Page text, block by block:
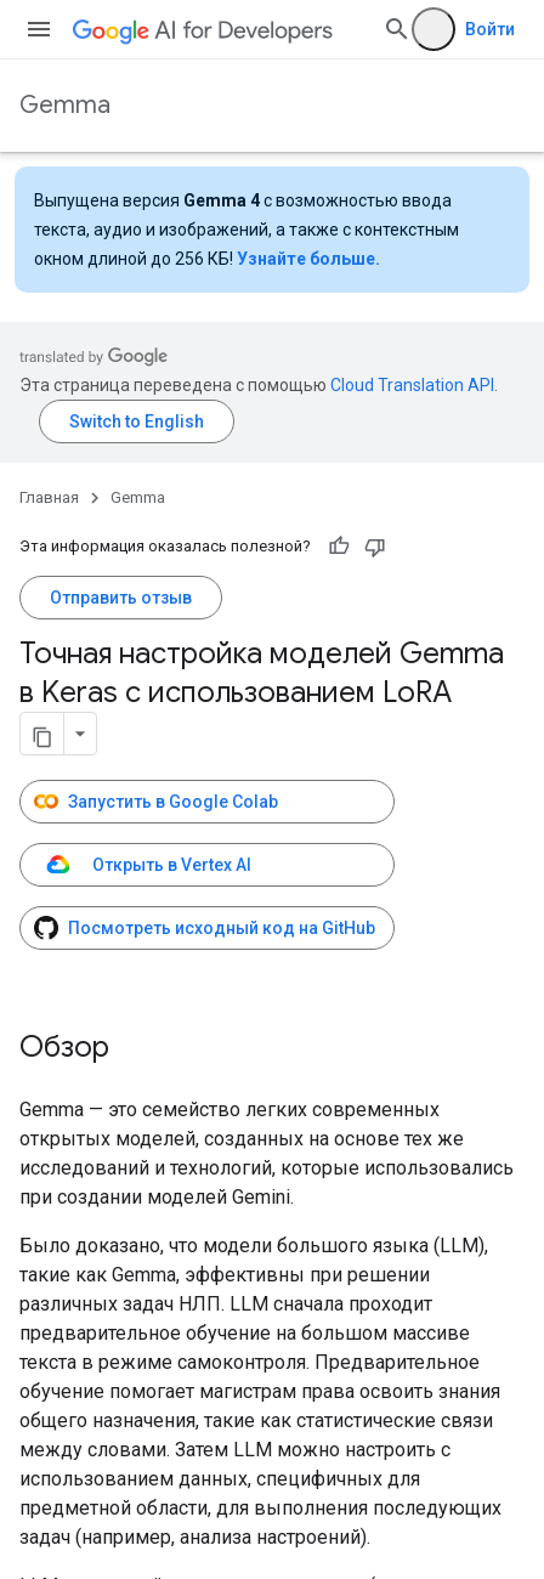
Войти
Gemma
Выпущена версия Gemma 4с возможностью ввода
текста, аудио и изображений, а также с контекстным
окном длиной до 256 КБ! Узнайте больше.
Эта страница переведена с помощью Cloud Translation API
Главная Gemma
Эта информация оказалась полезной?
Отправить отзыв
Точная настройка моделей Gemma
в Keras с использованием LoRA
Запустить в Google Colab
Открыть в Vertex AI
Посмотреть исходный код на GitHub
Обзор
Gemma — это семейство легких современных
открытых моделей, созданных на основе тех же
исследований и технологий, которые использовались
при создании моделей Gemini.
Было доказано, что модели большого языка (LLM),
такие как Gemma, эффективны при решении
различных задач НЛП. LLM сначала проходит
предварительное обучение на большом массиве
текста в режиме самоконтроля. Предварительное
обучение помогает магистрам права освоить знания
общего назначения, такие как статистические связи
между словами. Затем LLM можно настроить с
использованием данных, специфичных для
предметной области, для выполнения последующих
задач (например, анализа настроений).